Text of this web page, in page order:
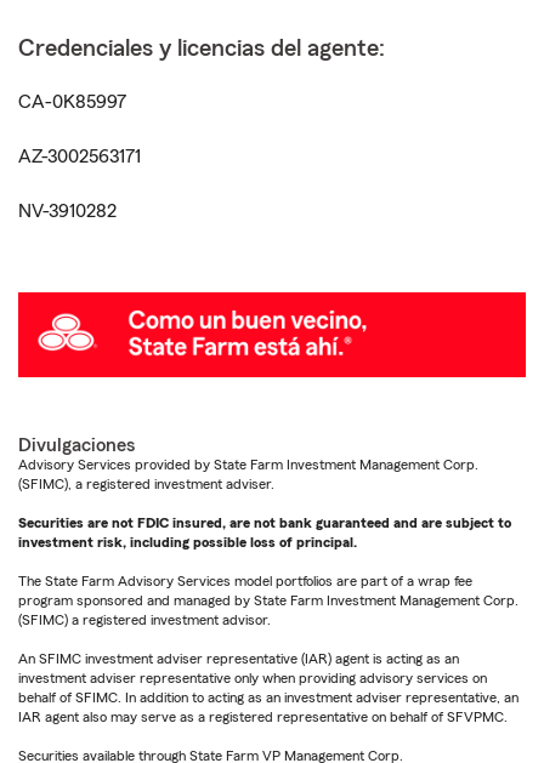
Credenciales y licencias del agente:
CA-0K85997
AZ-3002563171
NV-3910282
Divulgaciones
Advisory Services provided by State Farm Investment Management Corp.
(SFIMC), a registered investment adviser.
Securities are not FDIC insured, are not bank guaranteed and are subject to
investment risk, including possible loss of principal.
The State Farm Advisory Services model portfolios are part of a wrap fee
program sponsored and managed by State Farm Investment Management Corp.
(SFIMC) a registered investment advisor.
An SFIMC investment adviser representative (IAR) agent is acting as an
investment adviser representative only when providing advisory services on
behalf of SFIMC. In addition to acting as an investment adviser representative, an
IAR agent also may serve as a registered representative on behalf of SFVPMC.
Securities available through State Farm VP Management Corp.